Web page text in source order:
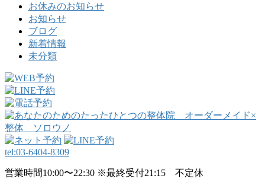
お休みのお知らせ
お知らせ
ブログ
新着情報
未分類
tel:03-6404-8309
営業時間10:00〜22:30 ※最終受付21:15 不定休